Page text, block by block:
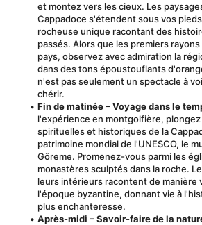
et montez vers les cieux. Les
Cappadoce s'étendent sous vos
rocheuse unique racontant des
passés. Alors que les premiers
pays, observez avec admiration la
dans des tons époustouflants
n'est pas seulement un spectacle à
chérir.
Fin de matinée – Voyage dans le
l'expérience en montgolfière,
spirituelles et historiques de la
patrimoine mondial de l'UNESCO, le
Göreme. Promenez-vous parmi les
monastères sculptés dans la roche.
leurs intérieurs racontent de manière
l'époque byzantine, donnant vie à
plus enchanteresse.
Après-midi – Savoir-faire de la